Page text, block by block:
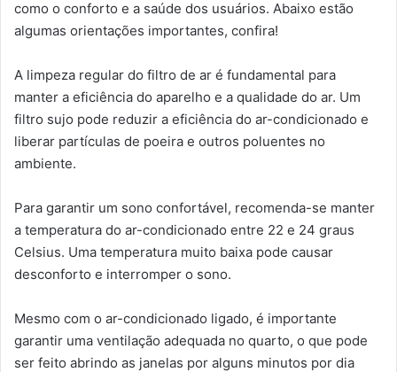
como o conforto e a saúde dos usuários. Abaixo estão
algumas orientações importantes, confira!
A limpeza regular do filtro de ar é fundamental para
manter a eficiência do aparelho e a qualidade do ar. Um
filtro sujo pode reduzir a eficiência do ar-condicionado e
liberar partículas de poeira e outros poluentes no
ambiente.
Para garantir um sono confortável, recomenda-se manter
a temperatura do ar-condicionado entre 22 e 24 graus
Celsius. Uma temperatura muito baixa pode causar
desconforto e interromper o sono.
Mesmo com o ar-condicionado ligado, é importante
garantir uma ventilação adequada no quarto, o que pode
ser feito abrindo as janelas por alguns minutos por dia